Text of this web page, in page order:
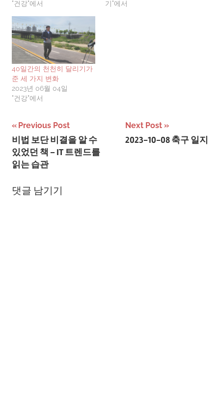
"건강"에서
기"에서
40일간의 천천히 달리기가
준 세 가지 변화
2023년 06월 04일
"건강"에서
글
탐
색
Previous Post
비법 보단 비결을 알 수
있었던 책 – IT 트렌드를
읽는 습관
Next Post
2023-10-08 축구 일지
댓글 남기기